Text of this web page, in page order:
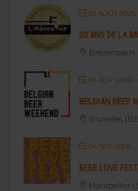
30 AOÛT 2026
20 ANS DE LA
Breitenbach
04 SEP 2026-
BELGIAN BEER
Bruxelles
04 SEP 2026-
BEER LOVE FEST
Montpellier